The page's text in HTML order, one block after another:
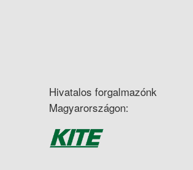
Hivatalos forgalmazónk
Magyarországon: